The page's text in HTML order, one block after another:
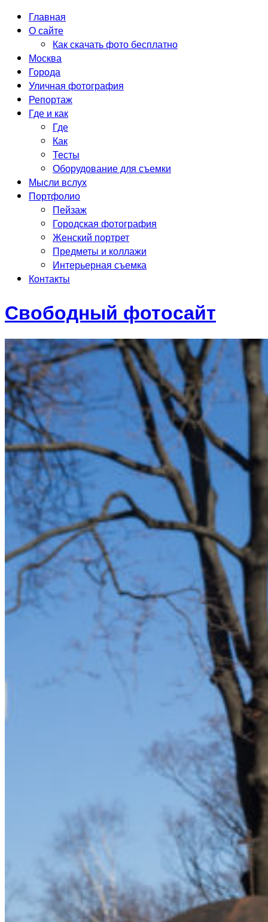
Главная
О сайте
Как скачать фото бесплатно
Москва
Города
Уличная фотография
Репортаж
Где и как
Где
Как
Тесты
Оборудование для съемки
Мысли вслух
Портфолио
Пейзаж
Городская фотография
Женский портрет
Предметы и коллажи
Интерьерная съемка
Контакты
Свободный фотосайт